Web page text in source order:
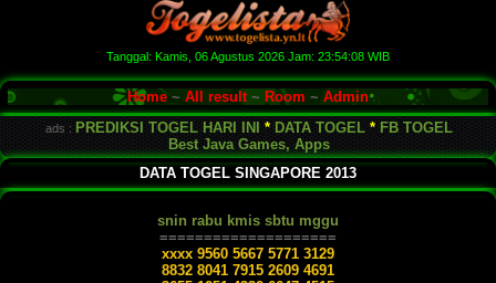
Tanggal: Kamis, 06 Agustus 2026 Jam: 23:54:08 WIB
Home ~ All result ~ Room ~ Admin
ads : PREDIKSI TOGEL HARI INI * DATA TOGEL * FB TOGEL
Best Java Games, Apps
DATA TOGEL SINGAPORE 2013
snin rabu kmis sbtu mggu
====================
xxxx 9560 5667 5771 3129
8832 8041 7915 2609 4691